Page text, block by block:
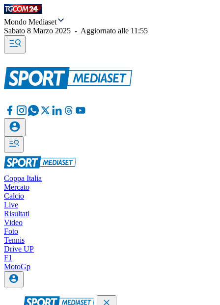
Mondo Mediaset
Sabato 8 Marzo 2025 - Aggiornato alle 11:55
Coppa Italia
Mercato
Calcio
Live
Risultati
Video
Foto
Tennis
Drive UP
F1
MotoGp